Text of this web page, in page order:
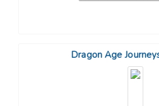
Dragon Age